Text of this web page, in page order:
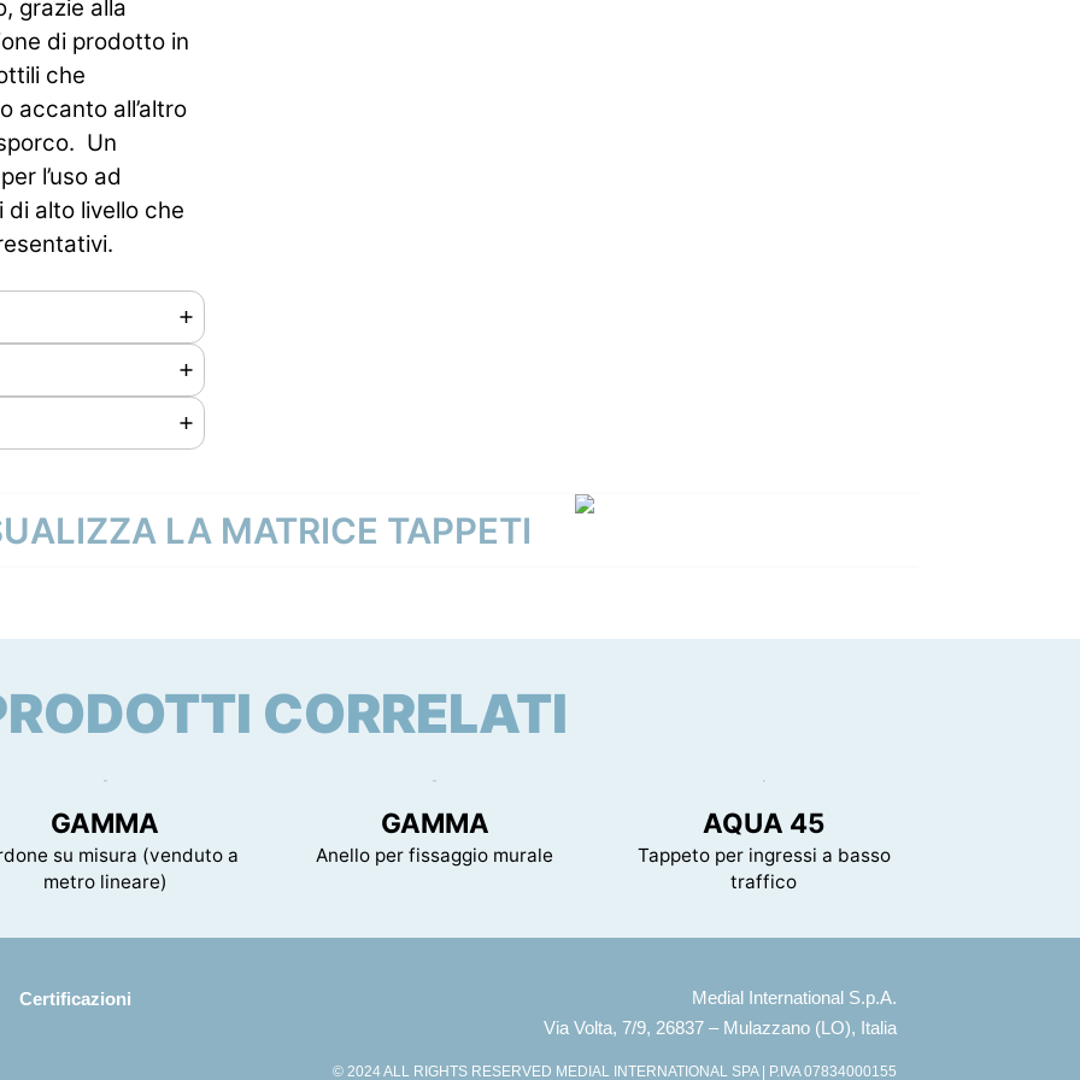
grazie alla
di prodotto in
che
accanto all’altro
Un
l’uso ad
alto livello che
LA MATRICE TAPPETI
CORRELATI
GAMMA
su misura (venduto a
metro lineare)
GAMMA
Anello per fissaggio murale
AQUA 45
Tappeto per ingressi a basso
traffico
Certificazioni
Medial International S.p.A.
Via Volta, 7/9, 26837 – Mulazzano (LO), Italia
© 2024 ALL RIGHTS RESERVED MEDIAL INTERNATIONAL SPA | P.IVA 07834000155